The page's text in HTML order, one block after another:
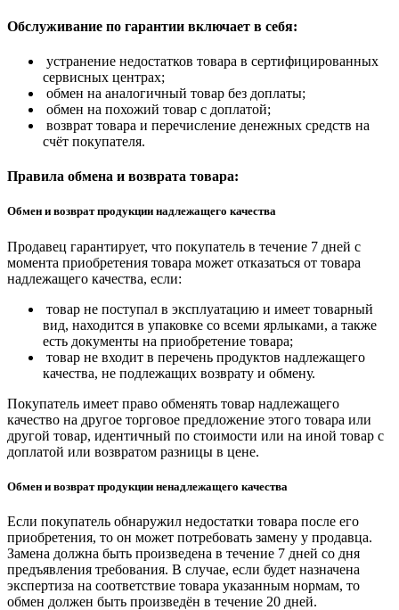
Обслуживание по гарантии включает в себя:
устранение недостатков товара в сертифицированных
сервисных центрах;
обмен на аналогичный товар без доплаты;
обмен на похожий товар с доплатой;
возврат товара и перечисление денежных средств на
счёт покупателя.
Правила обмена и возврата товара:
Обмен и возврат продукции надлежащего качества
Продавец гарантирует, что покупатель в течение 7 дней с
момента приобретения товара может отказаться от товара
надлежащего качества, если:
товар не поступал в эксплуатацию и имеет товарный
вид, находится в упаковке со всеми ярлыками, а также
есть документы на приобретение товара;
товар не входит в перечень продуктов надлежащего
качества, не подлежащих возврату и обмену.
Покупатель имеет право обменять товар надлежащего
качество на другое торговое предложение этого товара или
другой товар, идентичный по стоимости или на иной товар с
доплатой или возвратом разницы в цене.
Обмен и возврат продукции ненадлежащего качества
Если покупатель обнаружил недостатки товара после его
приобретения, то он может потребовать замену у продавца.
Замена должна быть произведена в течение 7 дней со дня
предъявления требования. В случае, если будет назначена
экспертиза на соответствие товара указанным нормам, то
обмен должен быть произведён в течение 20 дней.